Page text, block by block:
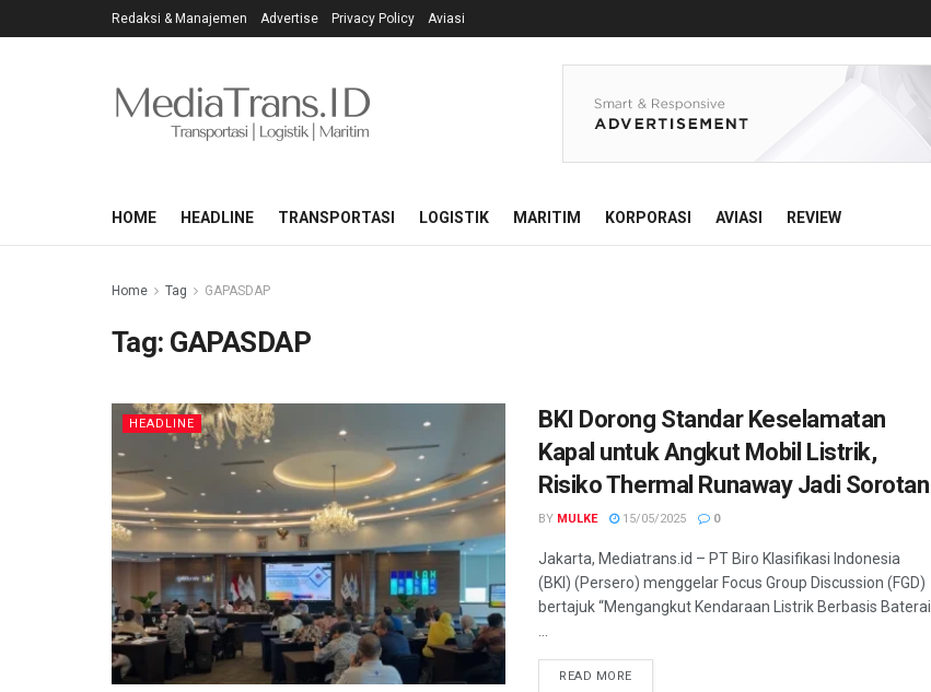
Redaksi & Manajemen Advertise Privacy Policy Aviasi
HOME HEADLINE TRANSPORTASI LOGISTIK MARITIM KORPORASI AVIASI REVIEW
Home Tag GAPASDAP
Tag: GAPASDAP
HEADLINE
BKI Dorong Standar Keselamatan
Kapal untuk Angkut Mobil Listrik,
Risiko Thermal Runaway Jadi Sorotan
BY MULKE 15/05/2025 0
Jakarta, Mediatrans.id – PT Biro Klasifikasi Indonesia
(BKI) (Persero) menggelar Focus Group Discussion (FGD)
bertajuk “Mengangkut Kendaraan Listrik Berbasis Baterai
READ MORE